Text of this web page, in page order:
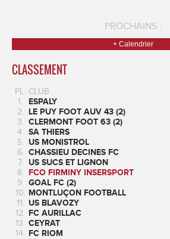
PROCHAINS :
+ Calendrier
CLASSEMENT
PL. CLUB
1.
ESPALY
2. LE PUY FOOT AUV 43 (2)
3. CLERMONT FOOT 63 (2)
4. SA THIERS
5. US MONISTROL
6. CHASSIEU DECINES FC
7.
US SUCS ET LIGNON
8. FCO FIRMINY INSERSPORT
9. GOAL FC (2)
10. MONTLUÇON FOOTBALL
11. US BLAVOZY
12. FC AURILLAC
13. CEYRAT
14. FC RIOM